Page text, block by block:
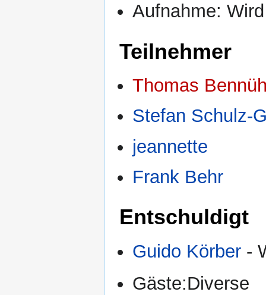
Aufnahme:
Teilnehmer
Thomas
Stefan Schulz-
jeannette
Frank Behr
Entschuldigt
Guido Körber -
Gäste:Diverse